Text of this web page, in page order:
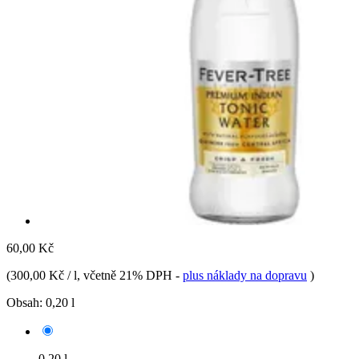
60,00 Kč
(300,00 Kč / l, včetně 21% DPH - plus náklady na dopravu )
Obsah: 0,20 l